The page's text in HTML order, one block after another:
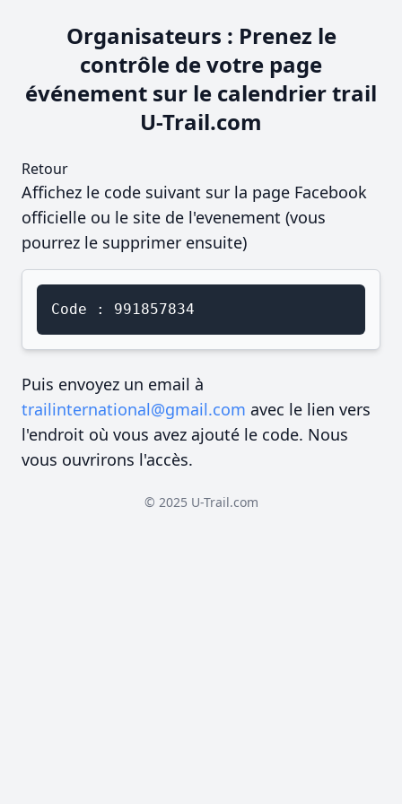
Organisateurs : Prenez le
contrôle de votre page
événement sur le calendrier trail
U-Trail.com
Retour
Affichez le code suivant sur la page Facebook
officielle ou le site de l'evenement (vous
pourrez le supprimer ensuite)
Code : 991857834
Puis envoyez un email à
trailinternational@gmail.com avec le lien vers
l'endroit où vous avez ajouté le code. Nous
vous ouvrirons l'accès.
© 2025 U-Trail.com